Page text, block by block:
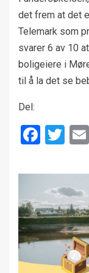
det frem at det
Telemark som
svarer 6 av 10
boligeiere i
til å la det se
Del: